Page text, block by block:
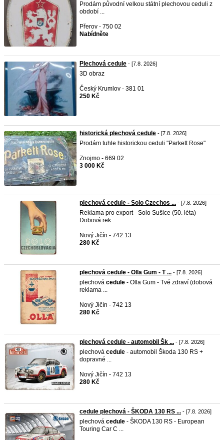
Prodám původní velkou státní plechovou ceduli z
období ...
Přerov - 750 02
Nabídněte
Plechová cedule - [7.8. 2026]
3D obraz
Český Krumlov - 381 01
250 Kč
historická plechová cedule - [7.8. 2026]
Prodám tuhle historickou ceduli "Parkett Rose"
Znojmo - 669 02
3 000 Kč
plechová cedule - Solo Czechos ... - [7.8. 2026]
Reklama pro export - Solo Sušice (50. léta)
Dobová rek ...
Nový Jičín - 742 13
280 Kč
plechová cedule - Olla Gum - T ... - [7.8. 2026]
plechová cedule - Olla Gum - Tvé zdraví (dobová
reklama ...
Nový Jičín - 742 13
280 Kč
plechová cedule - automobil Šk ... - [7.8. 2026]
plechová cedule - automobil Škoda 130 RS +
dopravné ...
Nový Jičín - 742 13
280 Kč
cedule plechová - ŠKODA 130 RS ... - [7.8. 2026]
plechová cedule - ŠKODA 130 RS - European
Touring Car C ...